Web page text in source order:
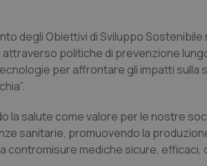
degli Obiettivi di Sviluppo Sostenibile
politiche di prevenzione
per affrontare gli impatti sulla
la salute come valore per le nostre
sanitarie, promuovendo la
contromisure mediche sicure, efficaci,